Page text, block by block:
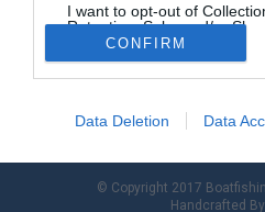
I want to opt-out of
Retention, Sale, and/or
Personal Data that Is
Purposes for which it was
Opted Out
CONFIRM
Data Deletion Data
© Copyright 2017
Handcrafted By